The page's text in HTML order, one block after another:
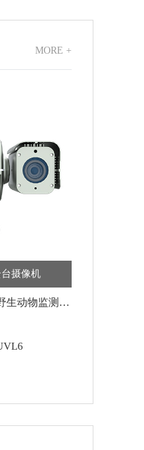
MORE +
摄像机
物监测系统